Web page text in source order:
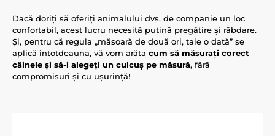
Dacă doriți să oferiți animalului dvs. de companie un loc
confortabil, acest lucru necesită puțină pregătire și răbdare.
Și, pentru că regula „măsoară de două ori, taie o dată” se
aplică întotdeauna, vă vom arăta cum să măsurați corect
câinele și să-i alegeți un culcuș pe măsură, fără
compromisuri și cu ușurință!